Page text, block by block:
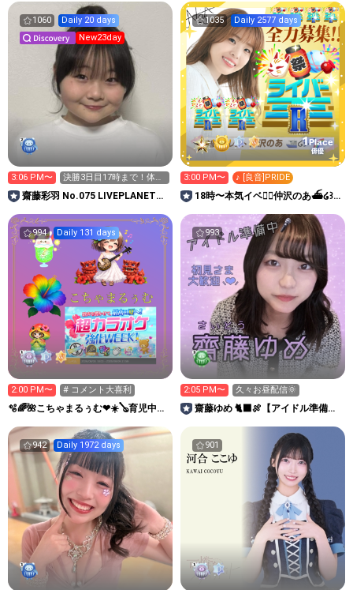
1060
Daily 20 days
New23day
3:06 PM〜
決勝3日目17時まで！体調
次第で時間変更しま🙏
齋藤彩羽 No.075 LIVEPLANET新
1035 Daily 2577 days
1 Place
俳優
3:00 PM〜 ♪ [良音]PRIDE
18時〜本気イベ❤️‍🔥仲沢のあ⛴໒꒱·
994 Daily 131 days
2:00 PM〜 # コメント大喜利
🫧🌈🌺こちゃまるぅむ❤☀️🪕育児中️🪄
993
2:05 PM〜 久々お昼配信🌞
齋藤ゆめ 🐈‍⬛🍖【アイドル準備
942 Daily 1972 days 901